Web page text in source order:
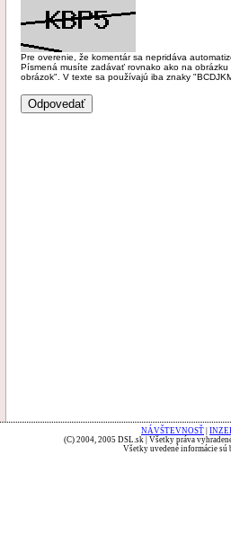
Pre overenie, že komentár sa nepridáva
Písmená musíte zadávať rovnako ako na
obrázok". V texte sa používajú iba znaky
NÁVŠTEVNOSŤ
(C) 2004, 2005 DSL.sk | Všetky práva
Všetky uvedené informácie sú